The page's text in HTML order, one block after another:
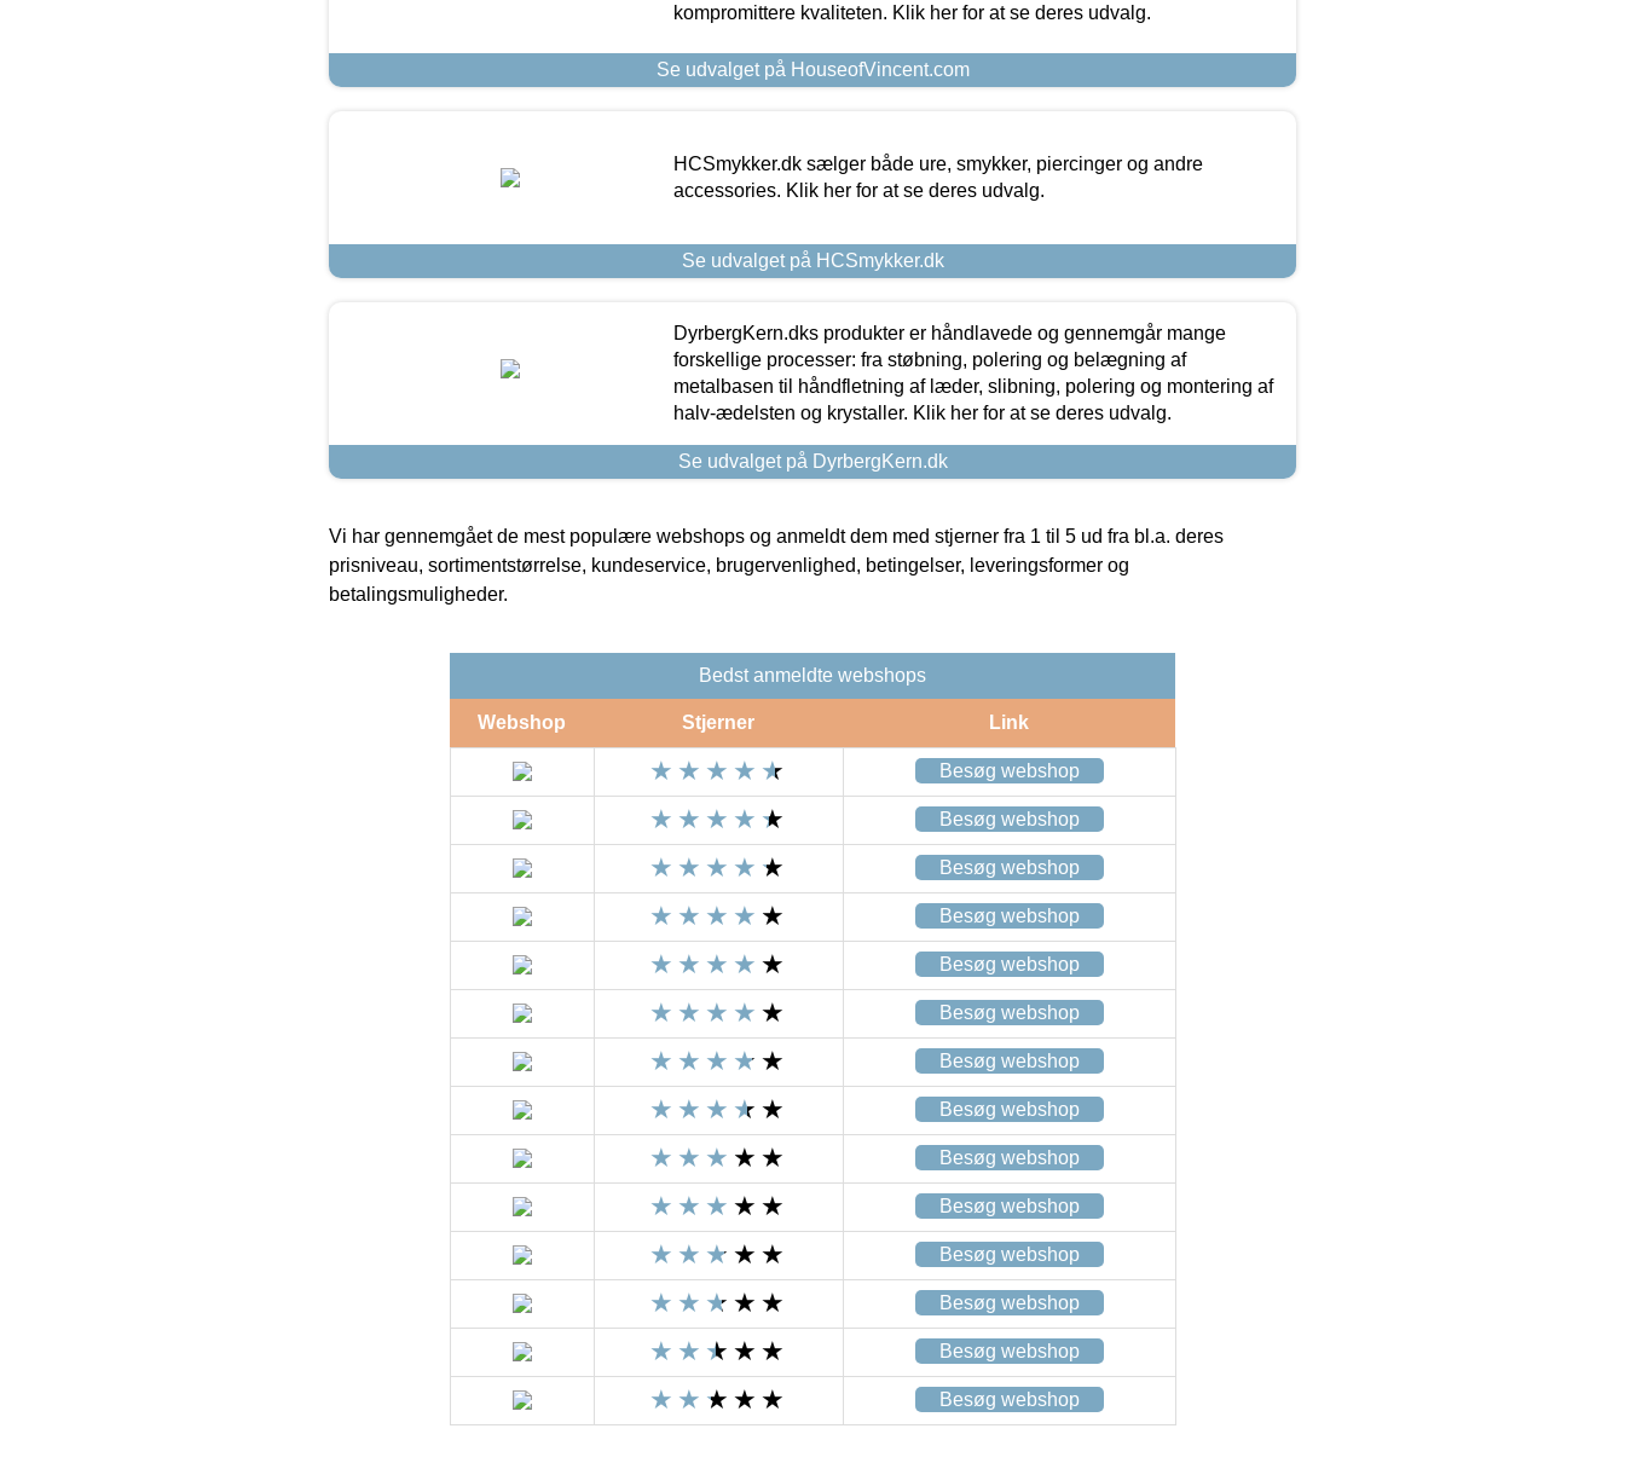
kompromittere kvaliteten. Klik her for at se deres udvalg.
Se udvalget på HouseofVincent.com
HCSmykker.dk sælger både ure, smykker, piercinger og andre
accessories. Klik her for at se deres udvalg.
Se udvalget på HCSmykker.dk
DyrbergKern.dks produkter er håndlavede og gennemgår mange
forskellige processer: fra støbning, polering og belægning af
metalbasen til håndfletning af læder, slibning, polering og montering af
halv-ædelsten og krystaller. Klik her for at se deres udvalg.
Se udvalget på DyrbergKern.dk
Vi har gennemgået de mest populære webshops og anmeldt dem med stjerner fra 1 til 5 ud fra bl.a. deres
prisniveau, sortimentstørrelse, kundeservice, brugervenlighed, betingelser, leveringsformer og
betalingsmuligheder.
Bedst anmeldte webshops
Webshop Stjerner Link
Besøg webshop
Besøg webshop
Besøg webshop
Besøg webshop
Besøg webshop
Besøg webshop
Besøg webshop
Besøg webshop
Besøg webshop
Besøg webshop
Besøg webshop
Besøg webshop
Besøg webshop
Besøg webshop